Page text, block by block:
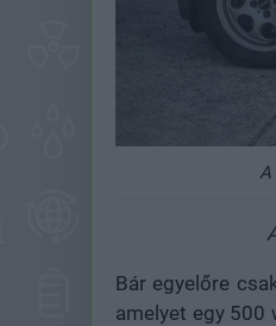
A
Bár egyelőre
amelyet egy 500